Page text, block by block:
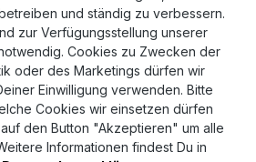
und ständig zu verbessern.
zur Verfügungsstellung unserer
Cookies zu Zwecken der
oder des Marketings dürfen wir
Einwilligung verwenden. Bitte
Cookies wir einsetzen dürfen
den Button "Akzeptieren" um alle
Informationen findest Du in